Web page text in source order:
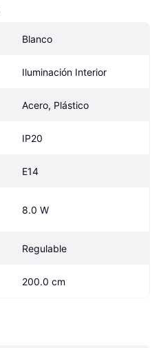
Blanco
Iluminación Interior
Acero, Plástico
IP20
E14
8.0 W
Regulable
200.0 cm